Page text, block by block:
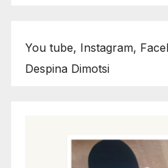
You tube, Instagram,
Despina Dimotsi